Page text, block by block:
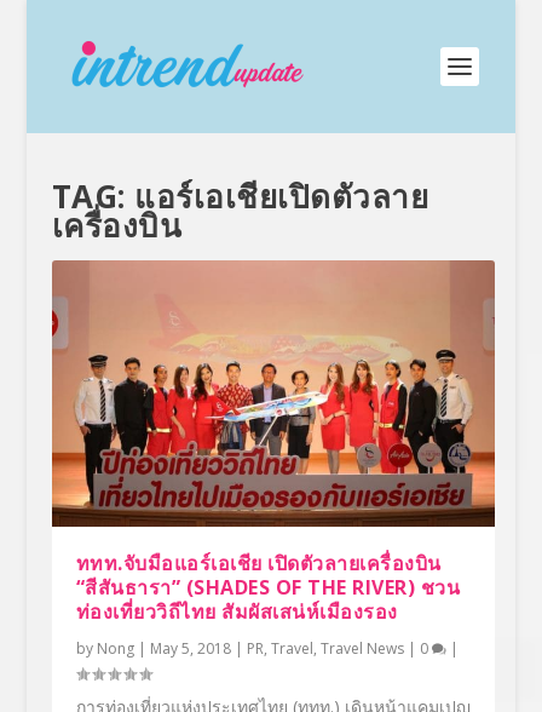
TAG: แอร์เอเชียเปิดตัวลาย
เครื่องบิน
ททท.จับมือแอร์เอเชีย เปิดตัวลายเครื่องบิน
“สีสันธารา” (SHADES OF THE RIVER) ชวน
ท่องเที่ยววิถีไทย สัมผัสเสน่ห์เมืองรอง
by Nong| May 5, 2018| PR, Travel, Travel News| 0 |
การท่องเที่ยวแห่งประเทศไทย (ททท.) เดินหน้าแคมเปญ